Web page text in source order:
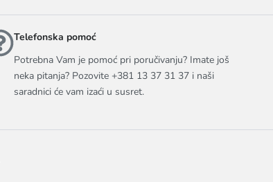
Telefonska pomoć
Potrebna Vam je pomoć pri poručivanju? Imate još
neka pitanja? Pozovite +381 13 37 31 37 i naši
saradnici će vam izaći u susret.